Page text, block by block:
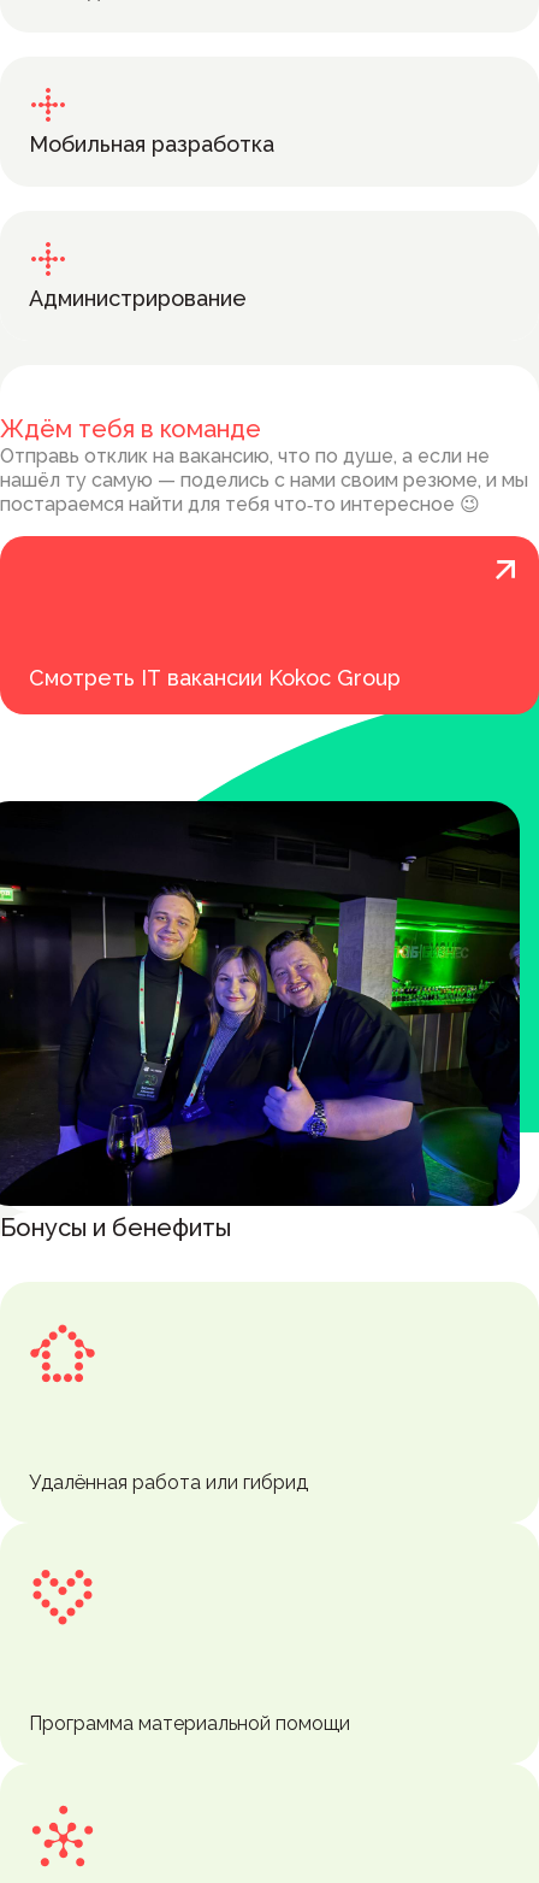
Мобильная разработка
Администрирование
Ждём тебя в команде
Отправь отклик на вакансию, что по душе, а если не
нашёл ту самую — поделись с нами своим резюме, и мы
постараемся найти для тебя что‑то интересное 😉
Смотреть IT вакансии Kokoc Group
Бонусы и бенефиты
Удалённая работа или гибрид
Программа материальной помощи